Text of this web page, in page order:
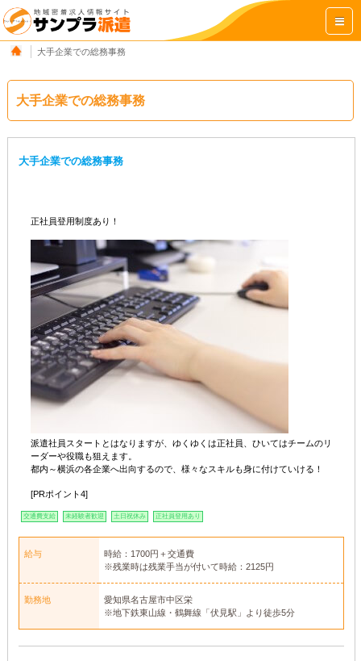
大手企業での総務事務
大手企業での総務事務
大手企業での総務事務
正社員登用制度あり！
派遣社員スタートとはなりますが、ゆくゆくは正社員、ひいてはチームのリ
ーダーや役職も狙えます。
都内～横浜の各企業へ出向するので、様々なスキルも身に付けていける！
[PRポイント4]
交通費支給 未経験者歓迎 土日祝休み 正社員登用あり
給与
時給：1700円＋交通費
※残業時は残業手当が付いて時給：2125円
勤務地
愛知県名古屋市中区栄
※地下鉄東山線・鶴舞線「伏見駅」より徒歩5分